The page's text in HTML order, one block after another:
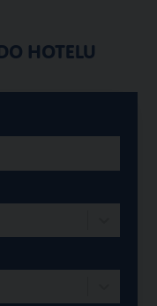
HOTELU